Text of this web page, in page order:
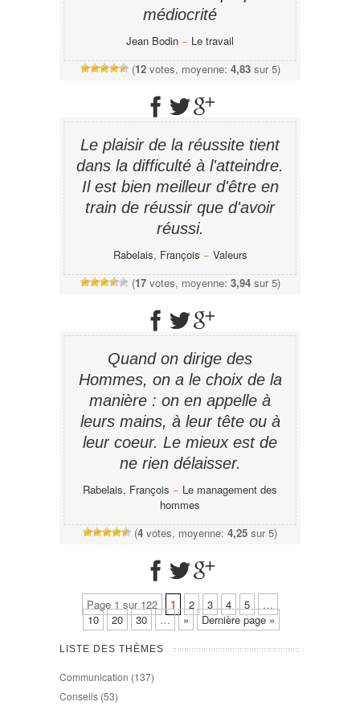
médiocrité
Jean Bodin − Le travail
(12votes, moyenne: 4,83sur 5)
Le plaisir de la réussite tient
dans la difficulté à l'atteindre.
Il est bien meilleur d'être en
train de réussir que d'avoir
réussi.
Rabelais, François − Valeurs
(17votes, moyenne: 3,94sur 5)
Quand on dirige des
Hommes, on a le choix de la
manière : on en appelle à
leurs mains, à leur tête ou à
leur coeur. Le mieux est de
ne rien délaisser.
Rabelais, François − Le management des
hommes
(4 votes, moyenne: 4,25 sur 5)
Page 1 sur 122 1 2 3 4 5
…
10
20 30 … » Dernière page »
LISTE DES THÈMES
Communication (137)
Conseils (53)